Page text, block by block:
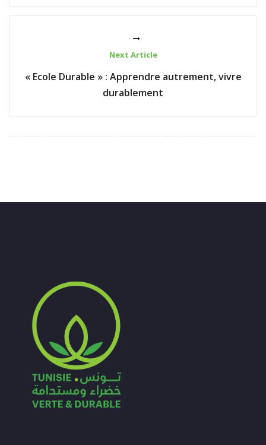
Next Article
« Ecole Durable » : Apprendre autrement, vivre
durablement